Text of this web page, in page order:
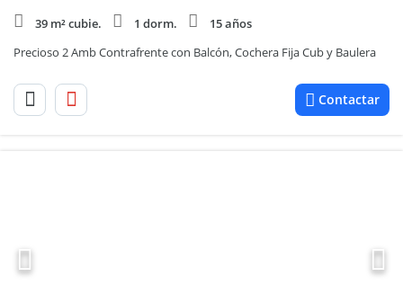
39 m² cubie. 1 dorm.
15 años
Precioso 2 Amb Contrafrente con Balcón, Cochera Fija Cub y Baulera
Contactar